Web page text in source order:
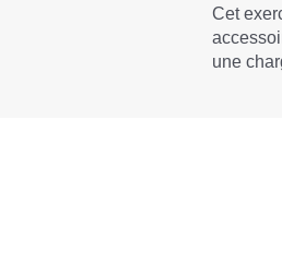
Cet
une